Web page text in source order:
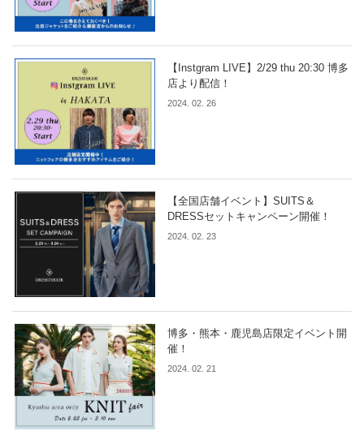
【Instgram LIVE】2/29 thu 20:30 博多
店より配信！
2024. 02. 26
【全国店舗イベント】SUITS＆
DRESSセットキャンペーン開催！
2024. 02. 23
博多・熊本・鹿児島店限定イベント開
催！
2024. 02. 21